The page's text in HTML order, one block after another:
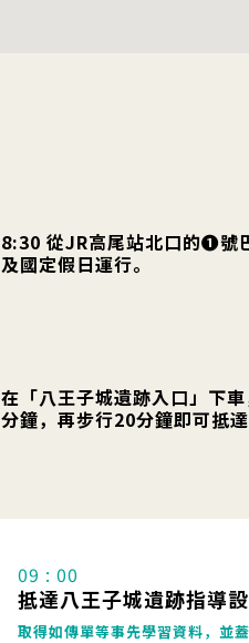
8:30 從JR高尾站北口的❶號
及國定假日運行。
在「八王子城遺跡入口」下
分鐘，再步行20分鐘即可抵達
09 : 00
抵達八王子城遺跡指導
取得如傳單等事先學習資料，並